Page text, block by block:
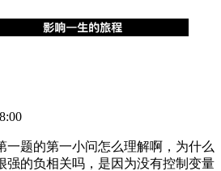
一题的第一小问怎么理解啊，为什么
强的负相关吗，是因为没有控制变量